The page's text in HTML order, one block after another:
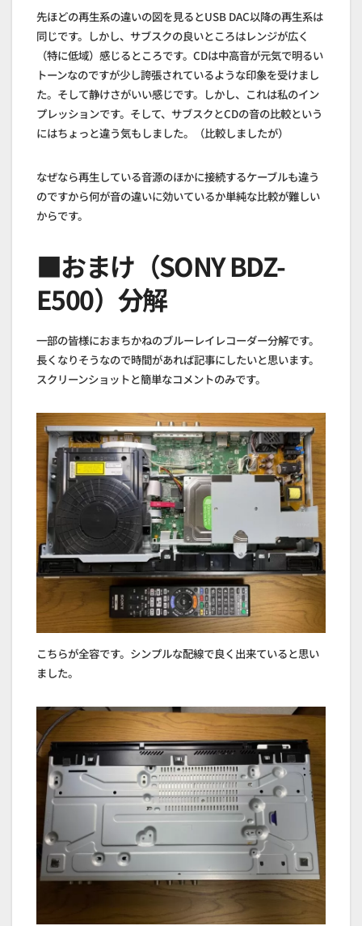
先ほどの再生系の違いの図を見るとUSB DAC以降の再生系は
同じです。しかし、サブスクの良いところはレンジが広く
（特に低域）感じるところです。CDは中高音が元気で明るい
トーンなのですが少し誇張されているような印象を受けまし
た。そして静けさがいい感じです。しかし、これは私のイン
プレッションです。そして、サブスクとCDの音の比較という
にはちょっと違う気もしました。（比較しましたが）
なぜなら再生している音源のほかに接続するケーブルも違う
のですから何が音の違いに効いているか単純な比較が難しい
からです。
■おまけ（SONY BDZ-
E500）分解
一部の皆様におまちかねのブルーレイレコーダー分解です。
長くなりそうなので時間があれば記事にしたいと思います。
スクリーンショットと簡単なコメントのみです。
こちらが全容です。シンプルな配線で良く出来ていると思い
ました。